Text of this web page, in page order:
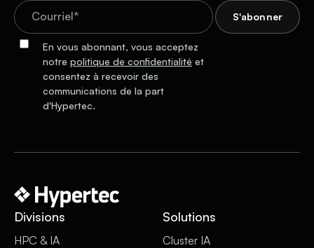
En vous abonnant, vous acceptez
notre politique de confidentialité et
consentez à recevoir des
communications de la part
d'Hypertec.
Divisions
HPC & IA
Solutions
Cluster IA